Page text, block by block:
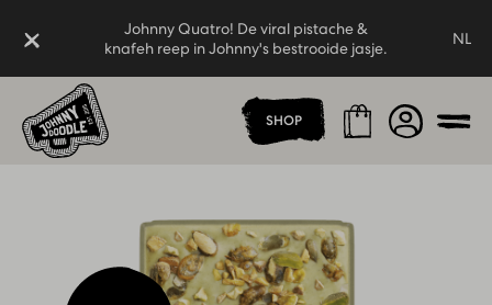
Sluiten
Johnny Quatro! De viral pistache &
knafeh reep in Johnny's bestrooide jasje.
Johnny Quatro! De viral pistache &
knafeh reep in Johnny's bestrooide jasje.
NL
Thuispagina
SHOP Winkelmand
Account